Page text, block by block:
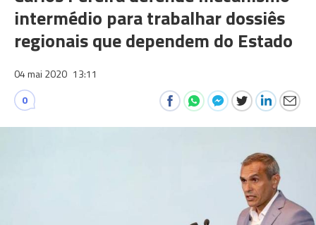
intermédio para trabalhar dossiês
regionais que dependem do Estado
04 mai 2020 13:11
0